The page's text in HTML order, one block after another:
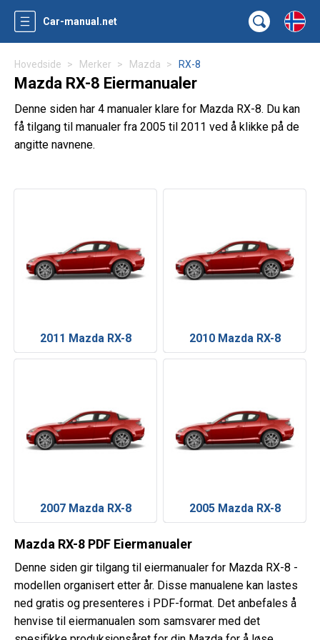
Car-manual.net
Hovedside Merker Mazda RX-8
Mazda RX-8 Eiermanualer
Denne siden har 4 manualer klare for Mazda RX-8. Du kan
få tilgang til manualer fra 2005 til 2011 ved å klikke på de
angitte navnene.
2011 Mazda RX-8 2010 Mazda RX-8
2007 Mazda RX-8 2005 Mazda RX-8
Mazda RX-8 PDF Eiermanualer
Denne siden gir tilgang til eiermanualer for Mazda RX-8 -
modellen organisert etter år. Disse manualene kan lastes
ned gratis og presenteres i PDF-format. Det anbefales å
henvise til eiermanualen som samsvarer med det